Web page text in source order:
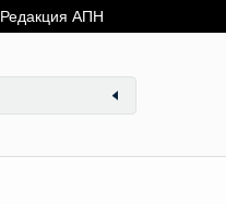
Редакция АПН